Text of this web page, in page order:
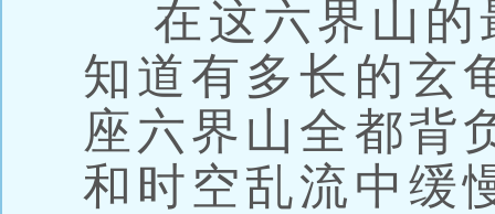
在这六界山的
知道有多长的玄
座六界山全都背
和时空乱流中缓